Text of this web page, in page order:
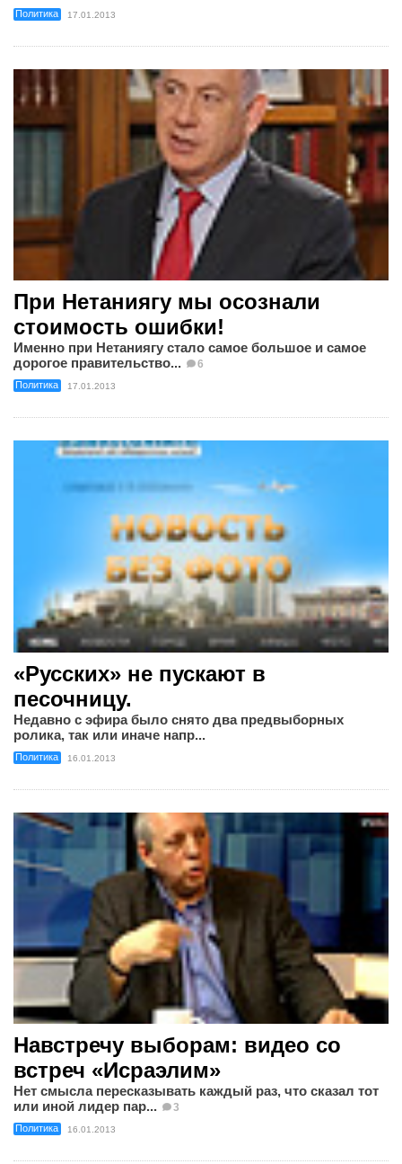
Политика 17.01.2013
При Нетаниягу мы осознали
стоимость ошибки!
Именно при Нетаниягу стало самое большое и самое
дорогое правительство...
6
Политика 17.01.2013
«Русских» не пускают в
песочницу.
Недавно с эфира было снято два предвыборных
ролика, так или иначе напр...
Политика 16.01.2013
Навстречу выборам: видео со
встреч «Исраэлим»
Нет смысла пересказывать каждый раз, что сказал тот
или иной лидер пар...
3
Политика 16.01.2013